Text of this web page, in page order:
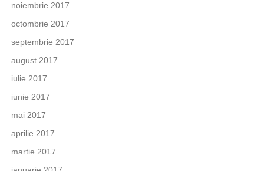
noiembrie 2017
octombrie 2017
septembrie 2017
august 2017
iulie 2017
iunie 2017
mai 2017
aprilie 2017
martie 2017